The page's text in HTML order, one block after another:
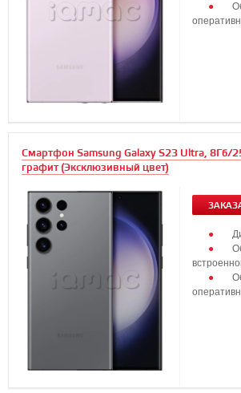
Смартфон Samsung Galaxy S23 Ultra, 8Гб/
графит (Эксклюзивный цвет)